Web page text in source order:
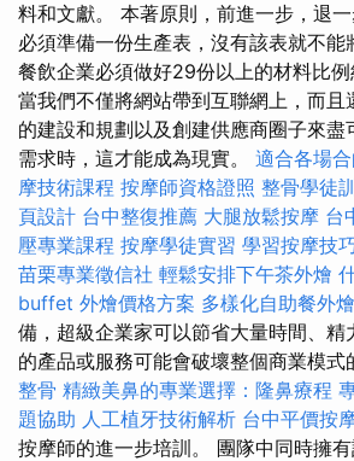
料和文獻。 本著原則，前進一步，退
必須準備一份生產表，沒有該表就不能
餐飲企業必須做好29份以上的材料比
當我們不僅將網站帶到互聯網上，而且
的建設和規劃以及創建供應商圈子來盡
需求時，這才能成為現實。 適合各場
摩技術課程 按摩師資格證照 整骨學徒
頁設計 台中整復推薦 大腿放鬆按摩 台
壓專業課程 按摩學徒實習 學習按摩技
苗栗專業徵信社 輕鬆安排下午茶外燴
buffet 外燴價格方案 多樣化自助餐外
備，超級企業家可以節省大量時間、精
的產品或服務可能會破壞整個商業模式
整骨 精緻美鼻的專業選擇：隆鼻療程
題協助 人工植牙技術解析 台中平價按
按摩師的進一步培訓。 團隊中同時擁